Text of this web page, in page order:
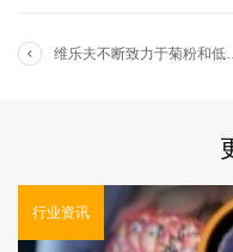
维乐夫不断致力于菊
行业资讯